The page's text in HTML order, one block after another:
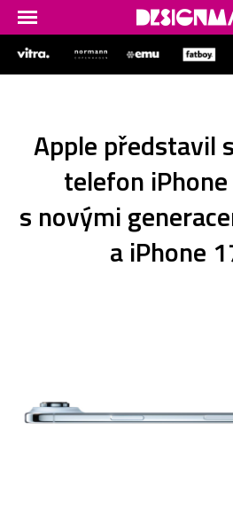
Apple představil
telefon
s novými
a iPhone